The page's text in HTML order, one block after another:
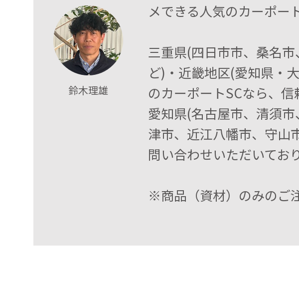
鈴木理雄
メできる人気のカーポー
三重県(四日市市、桑名
ど)・近畿地区(愛知県・
のカーポートSCなら、
愛知県(名古屋市、清須
津市、近江八幡市、守山
問い合わせいただいてお
※商品（資材）のみのご